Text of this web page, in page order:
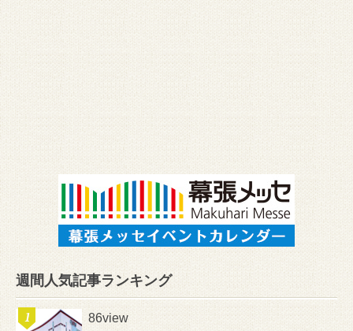
週間人気記事ランキング
86view